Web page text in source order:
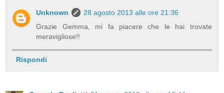
Unknown
28 agosto 2013 alle ore 21:36
Grazie Gemma, mi fa piacere che le hai trovate
meravigliose!!
Rispondi